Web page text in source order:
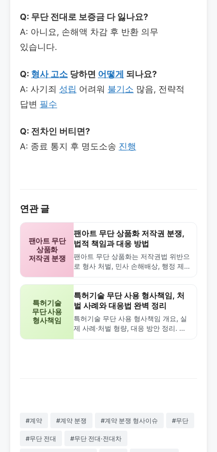
Q: 무단 전대로 보증금 다 잃나요?
A: 아니요, 손해액 차감 후 반환 의무
있습니다.
Q: 형사 고소 당하면 어떻게 되나요?
A: 사기죄 성립 어려워 불기소 많음, 전략적
답변 필수
Q: 전차인 버티면?
A: 종료 통지 후 명도소송 진행
연관 글
팬아트 무단
상품화
저작권 분쟁
팬아트 무단 상품화 저작권 분쟁,
법적 책임과 대응 방법
팬아트 무단 상품화는 저작권법 위반으
로 형사 처벌, 민사 손해배상, 행정 제재
특허기술
무단 사용
형사책임
특허기술 무단 사용 형사책임, 처
벌 사례와 대응법 완벽 정리
특허기술 무단 사용 형사책임 개요, 실
제 사례·처벌 형량, 대응 방안 정리. 특
#계약 #계약 분쟁 #계약 분쟁 형사이슈 #무단
#무단 전대 #무단 전대·전대차